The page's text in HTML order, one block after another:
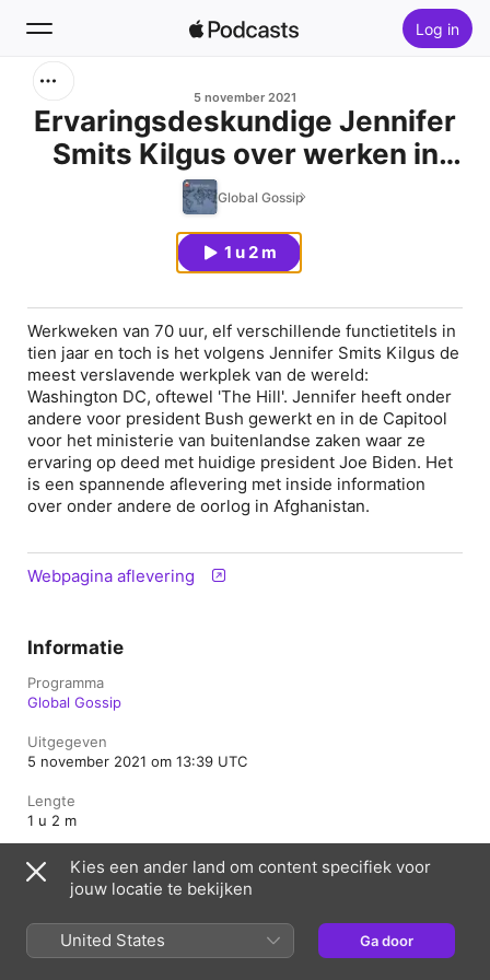
Log in
Home
5 november 2021
Ervaringsdeskundige Jennifer
Smits Kilgus over werken in
Washington DC
Global Gossip
1 u 2 m
Werkweken van 70 uur, elf verschillende functietitels in
tien jaar en toch is het volgens Jennifer Smits Kilgus de
meest verslavende werkplek van de wereld:
Washington DC, oftewel 'The Hill'. Jennifer heeft onder
andere voor president Bush gewerkt en in de Capitool
voor het ministerie van buitenlandse zaken waar ze
ervaring op deed met huidige president Joe Biden. Het
is een spannende aflevering met inside information
over onder andere de oorlog in Afghanistan.
Webpagina aflevering
Informatie
Programma
Global Gossip
Uitgegeven
5 november 2021 om 13:39 UTC
Lengte
1 u 2 m
Aflevering
15
Veilig
Kies een ander land om content specifiek voor
jouw locatie te bekijken
United States Ga door